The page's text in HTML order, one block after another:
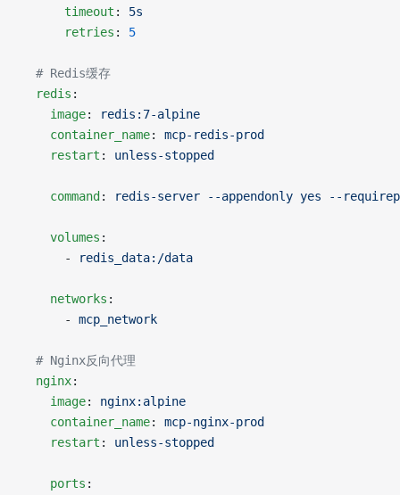
      timeout
: 5s
      retries
: 5
  # Redis缓存
  redis
:
    image
:
redis:7-alpine
    container_name
: mcp-redis-prod
    restart
: unless-stopped
    command
: redis-server --appendonly yes --requirepass
    volumes
:
      -
redis_data:/data
    networks
:
      -
mcp_network
  # Nginx反向代理
  nginx
:
    image
: nginx:alpine
    container_name
: mcp-nginx-prod
    restart
: unless-stopped
    ports
: